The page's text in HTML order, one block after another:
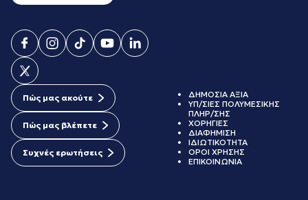
Πώς μας ακούτε
Πώς μας βλέπετε
Συχνές ερωτήσεις
ΔΗΜΟΣΙΑ ΑΞΙΑ
ΥΠ/ΣΙΕΣ ΠΟΛΥΜΕΣΙΚΗΣ
ΠΛΗΡ/ΣΗΣ
ΧΟΡΗΓΙΕΣ
ΔΙΑΦΗΜΙΣΗ
ΙΔΙΩΤΙΚΟΤΗΤΑ
ΟΡΟΙ ΧΡΗΣΗΣ
ΕΠΙΚΟΙΝΩΝΙΑ